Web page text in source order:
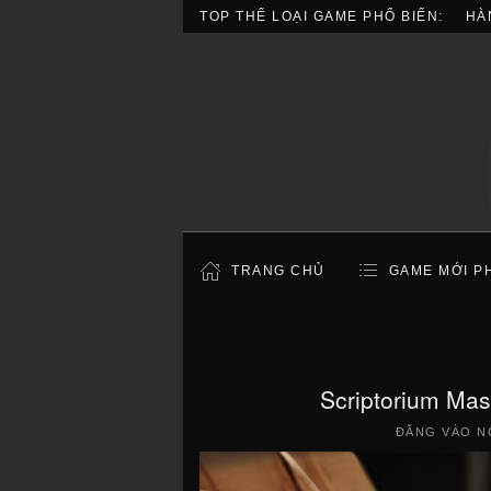
TOP THỂ LOẠI GAME PHỔ BIẾN:
TRANG CHỦ GAME MỚI
Scriptorium
ĐĂNG VÀO